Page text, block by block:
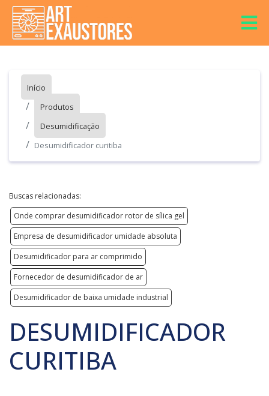
Início
Produtos
Desumidificação
Desumidificador curitiba
Buscas relacionadas:
Onde comprar desumidificador rotor de sílica gel
Empresa de desumidificador umidade absoluta
Desumidificador para ar comprimido
Fornecedor de desumidificador de ar
Desumidificador de baixa umidade industrial
DESUMIDIFICADOR
CURITIBA